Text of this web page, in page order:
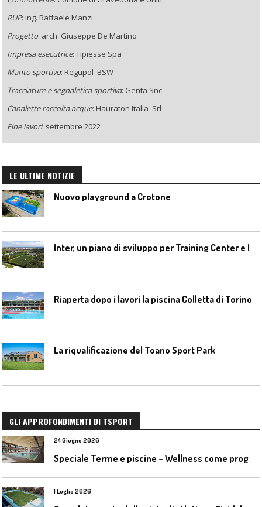
RUP: ing. Raffaele Manzi
Progetto: arch. Giuseppe De Martino
Impresa esecutrice: Tipiesse Spa
Manto sportivo: Regupol BSW
Tracciature e segnaletica sportiva: Genta Snc
Canalette raccolta acque: Hauraton Italia Srl
Fine lavori: settembre 2022
LE ULTIME NOTIZIE
Nuovo playground a Crotone
Riaperta dopo i lavori la piscina Colletta di Torino
La riqualificazione del Toano Sport Park
GLI APPROFONDIMENTI DI TSPORT
24 Giugno 2026
1 Luglio 2026